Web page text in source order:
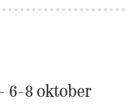
6-8 oktober